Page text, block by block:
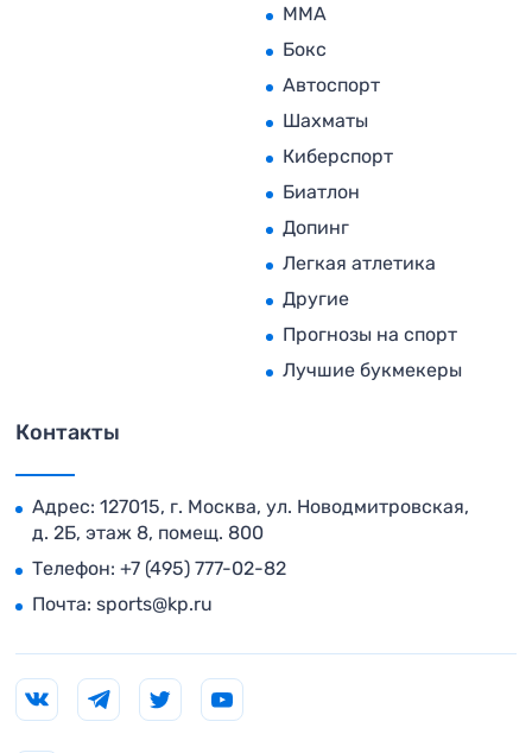
MMA
Бокс
Автоспорт
Шахматы
Киберспорт
Биатлон
Допинг
Легкая атлетика
Другие
Прогнозы на спорт
Лучшие букмекеры
Контакты
Адрес: 127015, г. Москва, ул. Новодмитровская,
д. 2Б, этаж 8, помещ. 800
Телефон: +7 (495) 777-02-82
Почта: sports@kp.ru